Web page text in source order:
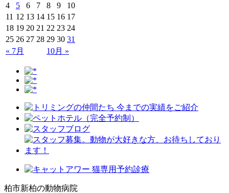
« 7月 10月 »
4
5 6 7 8 9
10
11 12 13 14 15 16 17
18 19 20 21 22 23 24
25 26 27 28 29 30 31
柏市新柏の動物病院